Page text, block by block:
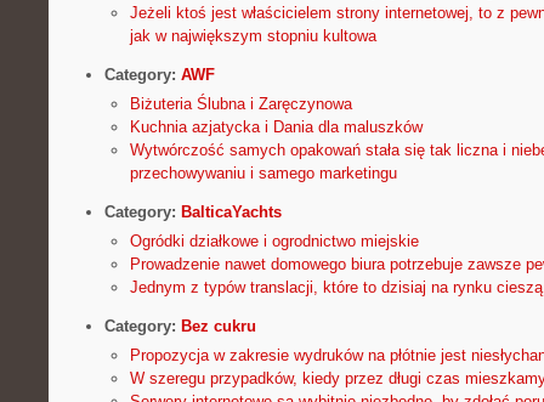
Jeżeli ktoś jest właścicielem strony internetowej, to z
jak w największym stopniu kultowa
Category: AWF
Biżuteria Ślubna i Zaręczynowa
Kuchnia azjatycka i Dania dla maluszków
Wytwórczość samych opakowań stała się tak liczna i
przechowywaniu i samego marketingu
Category: BalticaYachts
Ogródki działkowe i ogrodnictwo miejskie
Prowadzenie nawet domowego biura potrzebuje zawsze
Jednym z typów translacji, które to dzisiaj na rynku
Category: Bez cukru
Propozycja w zakresie wydruków na płótnie jest
W szeregu przypadków, kiedy przez długi czas